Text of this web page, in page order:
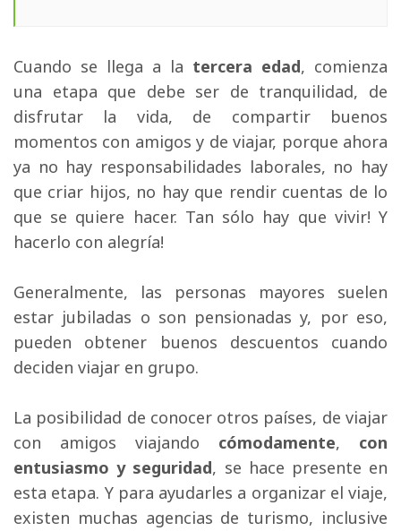
Cuando se llega a la tercera edad, comienza
una etapa que debe ser de tranquilidad, de
disfrutar la vida, de compartir buenos
momentos con amigos y de viajar, porque ahora
ya no hay responsabilidades laborales, no hay
que criar hijos, no hay que rendir cuentas de lo
que se quiere hacer. Tan sólo hay que vivir! Y
hacerlo con alegría!
Generalmente, las personas mayores suelen
estar jubiladas o son pensionadas y, por eso,
pueden obtener buenos descuentos cuando
deciden viajar en grupo.
La posibilidad de conocer otros países, de viajar
con amigos viajando cómodamente, con
entusiasmo y seguridad, se hace presente en
esta etapa. Y para ayudarles a organizar el viaje,
existen muchas agencias de turismo, inclusive